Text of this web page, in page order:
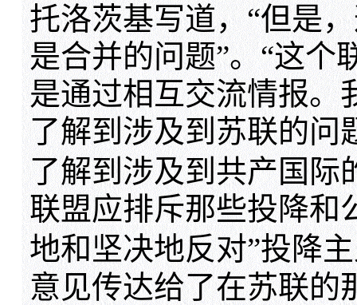
托洛茨基写道，“但是
是合并的问题”。“这个
是通过相互交流情报。
了解到涉及到苏联的问
了解到涉及到共产国际
联盟应排斥那些投降和
地和坚决地反对”投降
意见传达给了在苏联的